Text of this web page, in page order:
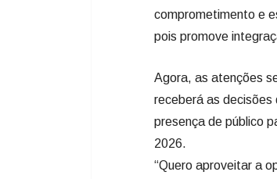
comprometimento e
pois promove
Agora, as atenções
receberá as decisões
presença de público
2026.
“Quero aproveitar a